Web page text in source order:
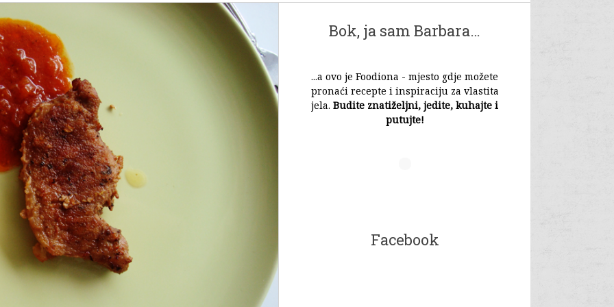
chocolat – lončić čokolade
Bok, ja sam Barbara…
...a ovo je Foodiona - mjesto gdje možete
pronaći recepte i inspiraciju za vlastita
jela.Budite znatiželjni, jedite, kuhajte i
putujte!
Facebook